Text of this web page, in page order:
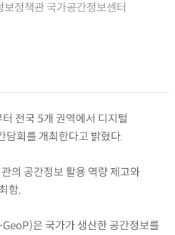
정책관 국가공간정보센터
전국 5개 권역에서 디지털
담회를 개최한다고 밝혔다.
의 공간정보 활용 역량 제고와
함.
은 국가가 생산한 공간정보를